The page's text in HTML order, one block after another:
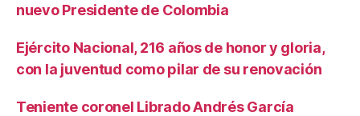
nuevo Presidente de Colombia
Ejército Nacional, 216 años de honor y gloria,
con la juventud como pilar de su renovación
Teniente coronel Librado Andrés García